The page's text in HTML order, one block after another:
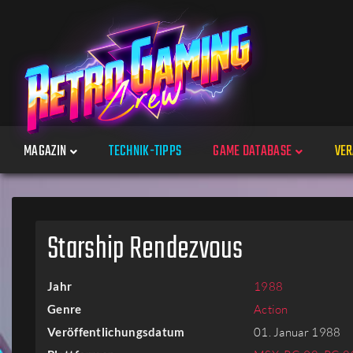
MAGAZIN TECHNIK-TIPPS GAME DATABASE
Spiele
Plattformen
Starship Rendezvous
Jahr 1988
Genre Action
Veröffentlichungsdatum 01. Januar 1988